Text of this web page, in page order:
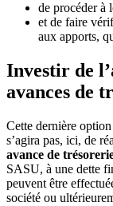
de procéder à
et de faire
aux apports,
Investir de
avances de
Cette dernière
s’agira pas, ici, de
avance de
SASU, à une dette
peuvent être
société ou